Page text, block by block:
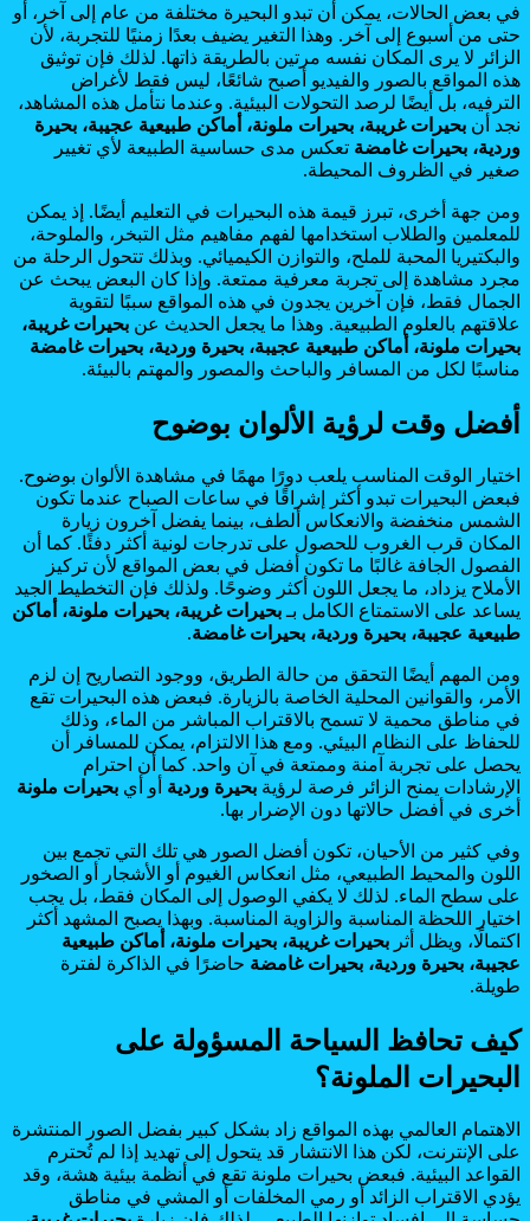
في بعض الحالات، يمكن أن تبدو البحيرة مختلفة من عام إلى آخر، أو
حتى من أسبوع إلى آخر. وهذا التغير يضيف بعدًا زمنيًا للتجربة، لأن
الزائر لا يرى المكان نفسه مرتين بالطريقة ذاتها. لذلك فإن توثيق
هذه المواقع بالصور والفيديو أصبح شائعًا، ليس فقط لأغراض
الترفيه، بل أيضًا لرصد التحولات البيئية. وعندما نتأمل هذه المشاهد،
نجد أن بحيرات غريبة، بحيرات ملونة، أماكن طبيعية عجيبة، بحيرة
وردية، بحيرات غامضة تعكس مدى حساسية الطبيعة لأي تغيير
صغير في الظروف المحيطة.
ومن جهة أخرى، تبرز قيمة هذه البحيرات في التعليم أيضًا. إذ يمكن
للمعلمين والطلاب استخدامها لفهم مفاهيم مثل التبخر، والملوحة،
والبكتيريا المحبة للملح، والتوازن الكيميائي. وبذلك تتحول الرحلة من
مجرد مشاهدة إلى تجربة معرفية ممتعة. وإذا كان البعض يبحث عن
الجمال فقط، فإن آخرين يجدون في هذه المواقع سببًا لتقوية
علاقتهم بالعلوم الطبيعية. وهذا ما يجعل الحديث عن بحيرات غريبة،
بحيرات ملونة، أماكن طبيعية عجيبة، بحيرة وردية، بحيرات غامضة
مناسبًا لكل من المسافر والباحث والمصور والمهتم بالبيئة.
أفضل وقت لرؤية الألوان بوضوح
اختيار الوقت المناسب يلعب دورًا مهمًا في مشاهدة الألوان بوضوح.
فبعض البحيرات تبدو أكثر إشراقًا في ساعات الصباح عندما تكون
الشمس منخفضة والانعكاس ألطف، بينما يفضل آخرون زيارة
المكان قرب الغروب للحصول على تدرجات لونية أكثر دفئًا. كما أن
الفصول الجافة غالبًا ما تكون أفضل في بعض المواقع لأن تركيز
الأملاح يزداد، ما يجعل اللون أكثر وضوحًا. ولذلك فإن التخطيط الجيد
يساعد على الاستمتاع الكامل بـ بحيرات غريبة، بحيرات ملونة، أماكن
طبيعية عجيبة، بحيرة وردية، بحيرات غامضة.
ومن المهم أيضًا التحقق من حالة الطريق، ووجود التصاريح إن لزم
الأمر، والقوانين المحلية الخاصة بالزيارة. فبعض هذه البحيرات تقع
في مناطق محمية لا تسمح بالاقتراب المباشر من الماء، وذلك
للحفاظ على النظام البيئي. ومع هذا الالتزام، يمكن للمسافر أن
يحصل على تجربة آمنة وممتعة في آن واحد. كما أن احترام
الإرشادات يمنح الزائر فرصة لرؤية بحيرة وردية أو أي بحيرات ملونة
أخرى في أفضل حالاتها دون الإضرار بها.
وفي كثير من الأحيان، تكون أفضل الصور هي تلك التي تجمع بين
اللون والمحيط الطبيعي، مثل انعكاس الغيوم أو الأشجار أو الصخور
على سطح الماء. لذلك لا يكفي الوصول إلى المكان فقط، بل يجب
اختيار اللحظة المناسبة والزاوية المناسبة. وبهذا يصبح المشهد أكثر
اكتمالًا، ويظل أثر بحيرات غريبة، بحيرات ملونة، أماكن طبيعية
عجيبة، بحيرة وردية، بحيرات غامضة حاضرًا في الذاكرة لفترة
طويلة.
كيف تحافظ السياحة المسؤولة على
البحيرات الملونة؟
الاهتمام العالمي بهذه المواقع زاد بشكل كبير بفضل الصور المنتشرة
على الإنترنت، لكن هذا الانتشار قد يتحول إلى تهديد إذا لم تُحترم
القواعد البيئية. فبعض بحيرات ملونة تقع في أنظمة بيئية هشة، وقد
يؤدي الاقتراب الزائد أو رمي المخلفات أو المشي في مناطق